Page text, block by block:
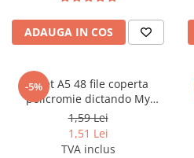
Stilouri
Creta scolara
Plastilina
Echere, rigle, raportoare, compase,
sabloane, truse geometrie
ADAUGA IN COS
-5%
Caiet A5 48 file coperta
policromie dictando My
school
1,59 Lei
1,51 Lei
TVA inclus